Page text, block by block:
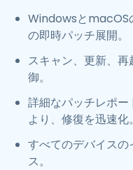
WindowsとmacOS
の即時パッチ展開。
スキャン、更新、
御。
詳細なパッチレポ
より、修復を迅速化。
すべてのデバイスの
ス。